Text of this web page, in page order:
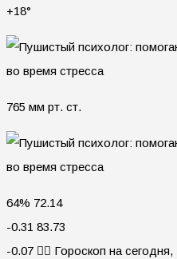
+18°
765 мм рт. ст.
64% 72.14
-0.31 83.73
-0.07 🧙‍♀ Гороскоп на